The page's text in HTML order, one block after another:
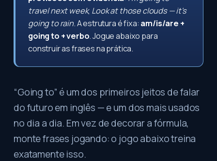
travel next week, Look at those clouds — it's
going to rain. A estrutura é fixa: am/is/are +
going to + verbo. Jogue abaixo para
construir as frases na prática.
“Going to” é um dos primeiros jeitos de falar
do futuro em inglês — e um dos mais usados
no dia a dia. Em vez de decorar a fórmula,
monte frases jogando: o jogo abaixo treina
exatamente isso.